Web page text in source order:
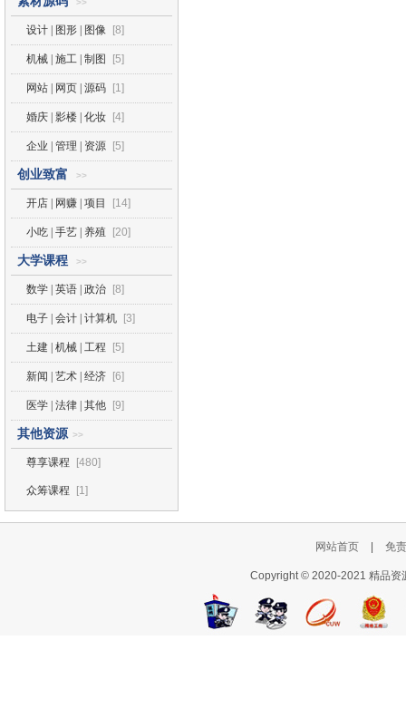
>>
设计 | 图形 | 图像 [8]
机械 | 施工 | 制图 [5]
网站 | 网页 | 源码 [1]
婚庆 | 影楼 | 化妆 [4]
企业 | 管理 | 资源 [5]
创业致富 >>
开店 | 网赚 | 项目 [14]
小吃 | 手艺 | 养殖 [20]
大学课程 >>
数学 | 英语 | 政治 [8]
电子 | 会计 | 计算机 [3]
土建 | 机械 | 工程 [5]
新闻 | 艺术 | 经济 [6]
医学 | 法律 | 其他 [9]
其他资源 >>
尊享课程 [480]
众筹课程 [1]
网站首页 免
Copyright © 2020-2021 精品资